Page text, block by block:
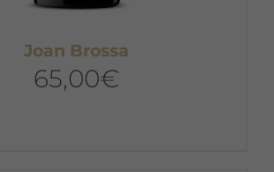
Joan Brossa
65,00€